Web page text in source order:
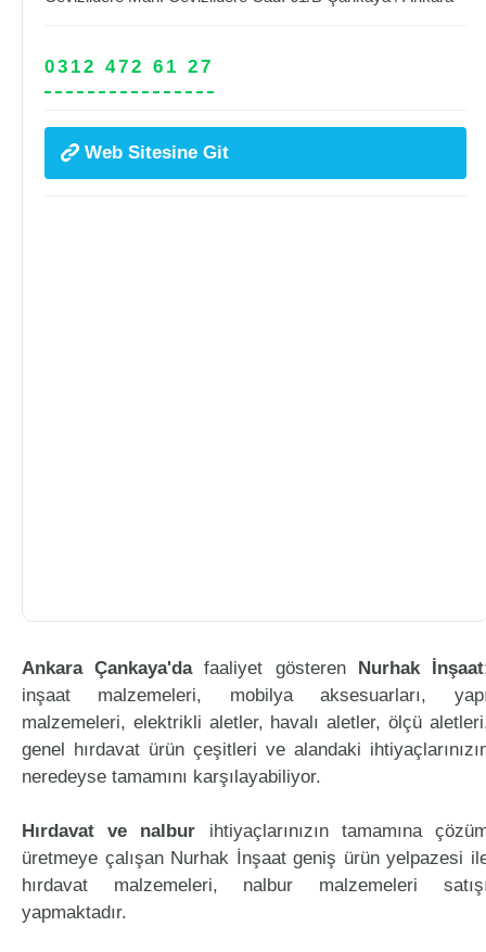
0312 472 61 27
Web Sitesine Git
Ankara Çankaya'dafaaliyet gösteren Nurhak İnşaat
inşaat malzemeleri, mobilya aksesuarları,
malzemeleri, elektrikli aletler, havalı aletler, ölçü
genel hırdavat ürün çeşitleri ve alandaki
neredeyse tamamını karşılayabiliyor.
Hırdavat ve nalbur ihtiyaçlarınızın tamamına
üretmeye çalışan Nurhak İnşaat geniş ürün yelpazesi
hırdavat malzemeleri, nalbur malzemeleri
yapmaktadır.